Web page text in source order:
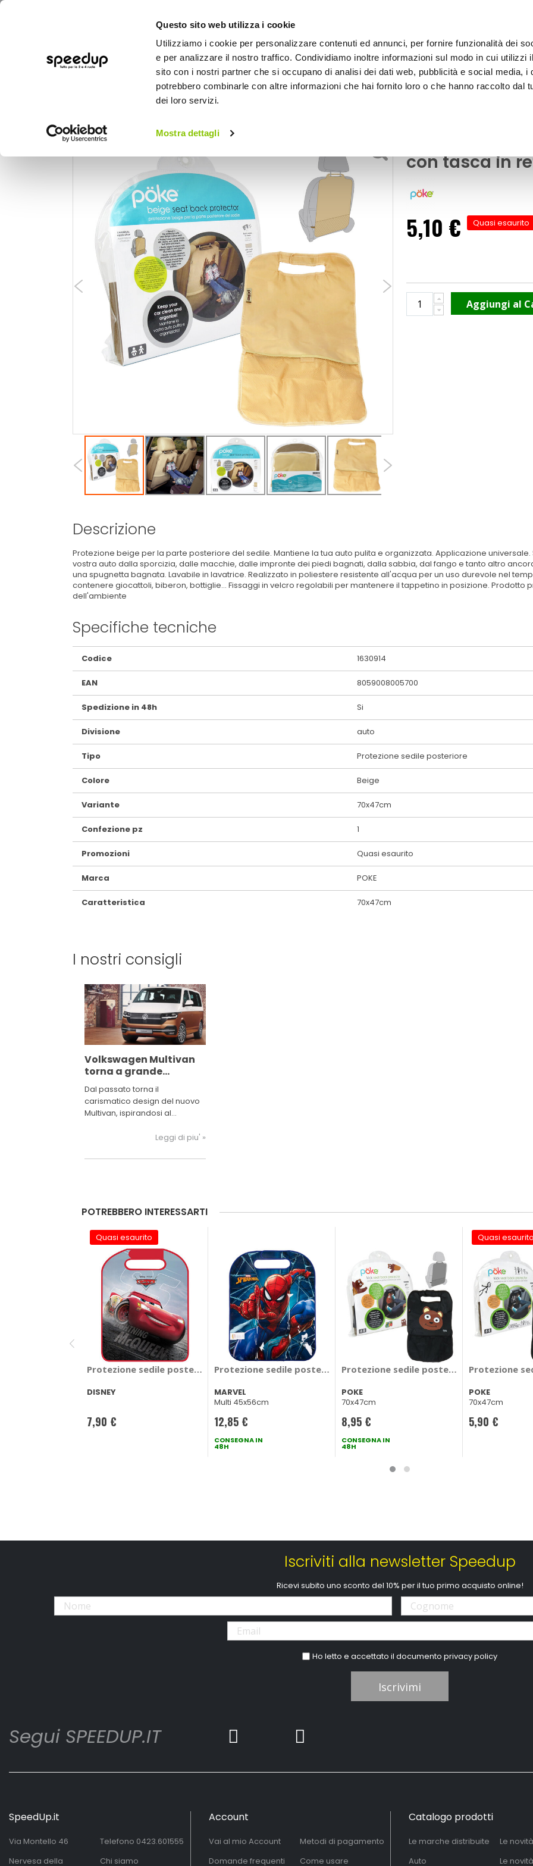
Questo sito web utilizza i cookie
Utilizziamo i cookie per personalizzare contenuti ed annunci, per fornire funzionalità dei
e per analizzare il nostro traffico. Condividiamo inoltre informazioni sul modo in cui utilizzi
sito con i nostri partner che si occupano di analisi dei dati web, pubblicità e social media, i
potrebbero combinarle con altre informazioni che hai fornito loro o che hanno raccolto dal
dei loro servizi.
Mostra dettagli
BICI OUTDOOR
Home
con tasca in
5,10 € Quasi esaurito
Aggiungi al
Descrizione
Protezione beige per la parte posteriore del sedile. Mantiene la tua auto pulita e organizzata. Applicazione
vostra auto dalla sporcizia, dalle macchie, dalle impronte dei piedi bagnati, dalla sabbia, dal fango e tanto altro
una spugnetta bagnata. Lavabile in lavatrice. Realizzato in poliestere resistente all'acqua per un uso durevole nel
contenere giocattoli, biberon, bottiglie... Fissaggi in velcro regolabili per mantenere il tappetino in posizione. Prodotto
dell'ambiente
Specifiche tecniche
Maggiori
Informazioni
Codice 1630914
EAN 8059008005700
Spedizione in 48h Si
Divisione auto
Tipo Protezione sedile posteriore
Colore Beige
Variante 70x47cm
Confezione pz 1
Promozioni Quasi esaurito
Marca POKE
Caratteristica 70x47cm
I nostri consigli
Volkswagen Multivan
torna a grande
richiesta
Dal passato torna il
carismatico design del nuovo
Multivan, ispirandosi al
Leggi di piu' »
POTREBBERO INTERESSARTI
Quasi esaurito
Protezione sedile posteriore Cars - DISNEY
DISNEY
7,90 €
Protezione sedile posteriore Spiderman - MARVEL
MARVEL
Multi 45x56cm
12,85 €
CONSEGNA IN
48H
Protezione sedile posteriore Con tasca in
POKE
70x47cm
8,95 €
CONSEGNA IN
48H
Quasi esaurito
Protezione
POKE
70x47cm
5,90 €
Iscriviti alla newsletter Speedup
Ricevi subito uno sconto del 10% per il tuo primo acquisto online!
Ho letto e accettato il documentoprivacy policy
Iscrivimi
Segui SPEEDUP.IT
SpeedUp.it
Via Montello 46
Nervesa della
Telefono 0423.601555
Chi siamo
Account
Vai al mio Account
Domande frequenti
Metodi di pagamento
Come usare
Catalogo prodotti
Le marche distribuite
Auto
Le
Le